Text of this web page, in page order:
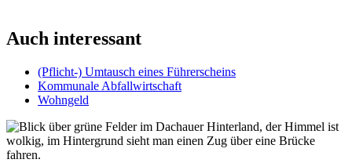
Auch interessant
(Pflicht-) Umtausch eines Führerscheins
Kommunale Abfallwirtschaft
Wohngeld